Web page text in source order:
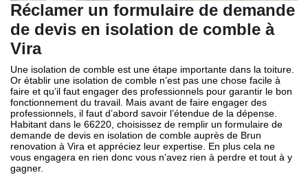
Réclamer un formulaire de demande
de devis en isolation de comble à
Vira
Une isolation de comble est une étape importante dans la toiture.
Or établir une isolation de comble n’est pas une chose facile à
faire et qu’il faut engager des professionnels pour garantir le bon
fonctionnement du travail. Mais avant de faire engager des
professionnels, il faut d’abord savoir l’étendue de la dépense.
Habitant dans le 66220, choisissez de remplir un formulaire de
demande de devis en isolation de comble auprès de Brun
renovation à Vira et appréciez leur expertise. En plus cela ne
vous engagera en rien donc vous n’avez rien à perdre et tout à y
gagner.